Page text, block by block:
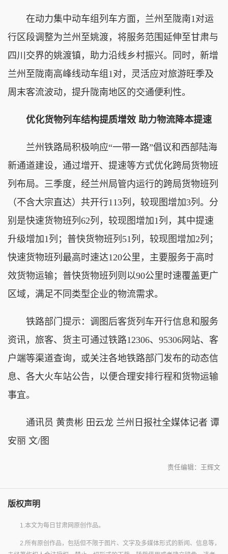
在动力集中动车组列车方面，兰州至陇南1对运
行区段调整为兰州至姚渡，将服务范围延伸至甘肃与
四川交界的姚渡镇，助力沿线乡村振兴。同时，新增
兰州至陇南高峰线动车组1对，灵活应对旅游旺季及
周末客流波动，提升陇南地区的交通便利性。
优化货物列车结构提质增效 助力物流降本提速
兰州铁路局积极响应“一带一路”倡议和西部陆海
新通道建设，通过增开、提速等方式优化跨局货物班
列布局。三季度，经兰州局管内运行的跨局货物班列
（不含大宗直达）共开行113列，较现图增加3列。分
别是快速货物班列62列，较现图增加1列，其中提速
升级增加1列；普快货物班列51列，较现图增加2列；
快速货物班列最高时速达120公里，主要服务于高时
效货物运输；普快货物班列则以90公里时速覆盖更广
区域，满足不同类型企业的物流需求。
铁路部门提示：调图后客货列车开行信息和服务
资讯，旅客、货主可通过铁路12306、95306网站、客
户端等渠道查询，或关注各地铁路部门发布的动态信
息、各大火车站公告，以便合理安排行程和货物运输
事宜。
通讯员 黄贵彬 田云龙 兰州日报社全媒体记者 谭
安丽 文/图
责任编辑：王辉文
版权声明
1.本文为每日甘肃网原创作品。
2.所有原创作品，包括但不限于图片、文字及多媒体形式的新闻、信息等，